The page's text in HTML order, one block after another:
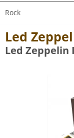
Rock
Led
Led Zeppelin